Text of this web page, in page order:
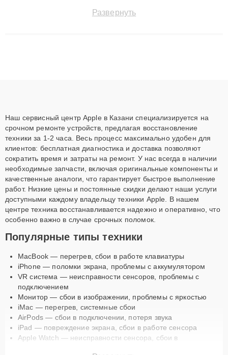
сохранением гарантии до 3 лет. Наши мастера решают
Развернуть
Наш сервисный центр Apple в Казани специализируется на
срочном ремонте устройств, предлагая восстановление
техники за 1-2 часа. Весь процесс максимально удобен для
клиентов: бесплатная диагностика и доставка позволяют
сократить время и затраты на ремонт. У нас всегда в наличии
необходимые запчасти, включая оригинальные компоненты и
качественные аналоги, что гарантирует быстрое выполнение
работ. Низкие цены и постоянные скидки делают наши услуги
доступными каждому владельцу техники Apple. В нашем
центре техника восстанавливается надежно и оперативно, что
особенно важно в случае срочных поломок.
Популярные типы техники
MacBook — перегрев, сбои в работе клавиатуры
iPhone — поломки экрана, проблемы с аккумулятором
VR система — неисправности сенсоров, проблемы с
подключением
Монитор — сбои в изображении, проблемы с яркостью
iMac — перегрев, системные сбои
AirPods — сбои в подключении, потеря звука
iPad — повреждение экрана, сбои в работе сенсора
Apple Watch — неисправности сенсора, сбои в